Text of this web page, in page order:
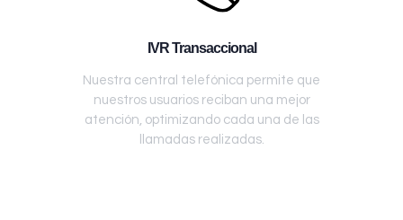
IVR Transaccional
Nuestra central telefónica permite que
nuestros usuarios reciban una mejor
atención, optimizando cada una de las
llamadas realizadas.